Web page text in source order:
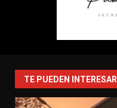
TE PUEDEN INTERESAR